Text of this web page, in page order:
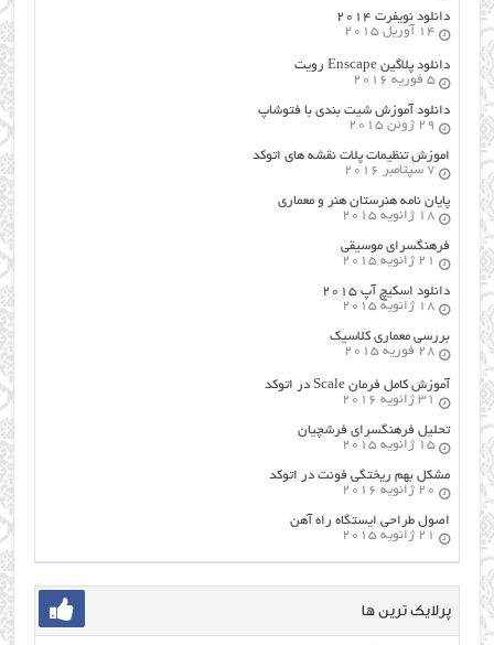
دانلود نویفرت ۲۰۱۴
14 آوریل 2015
دانلود پلاگین Enscape رویت
5 فوریه 2016
دانلود آموزش شیت بندی با فتوشاپ
29 ژوئن 2015
اموزش تنظیمات پلات نقشه های اتوکد
7 سپتامبر 2016
پایان نامه هنرستان هنر و معماري
18 ژانویه 2015
فرهنگسراي موسيقي
21 ژانویه 2015
دانلود اسکیچ آپ ۲۰۱۵
18 ژانویه 2015
بررسی معماری کلاسیک
28 فوریه 2015
آموزش کامل فرمان Scale در اتوکد
31 ژانویه 2016
تحلیل فرهنگسرای فرشچیان
15 ژانویه 2015
مشکل بهم ریختگی فونت در اتوکد
20 ژانویه 2016
اصول طراحي ایستگاه راه آهن
21 ژانویه 2015
پرلایک ترین ها